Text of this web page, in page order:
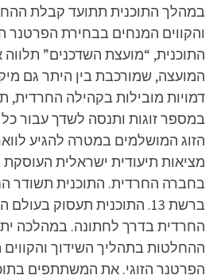
במהלך התוכנית תתועד קבלת
והקווים המנחים בבחירת הפרטנר
התוכנית, “מועצת השדכנים”
המועצה, שמורכבת בין היתר גם
דמויות מובילות בקהילה החרדית,
במספר זוגות ותנסה לשדך עבור
הזוג המושלמים במטרה להגיע
מציאות תיעודית ישראלית העוסקת
ברשת 13. התוכנית תעסוק
החרדית בדרך לחתונה. במהלכה
ההחלטות בתהליך השידוך
הפרטנר הזוגי. את המשתתפים